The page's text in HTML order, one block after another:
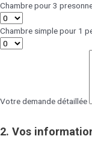
Chambre pour 3
Chambre simple pour 1
Votre demande détaillée
2. Vos